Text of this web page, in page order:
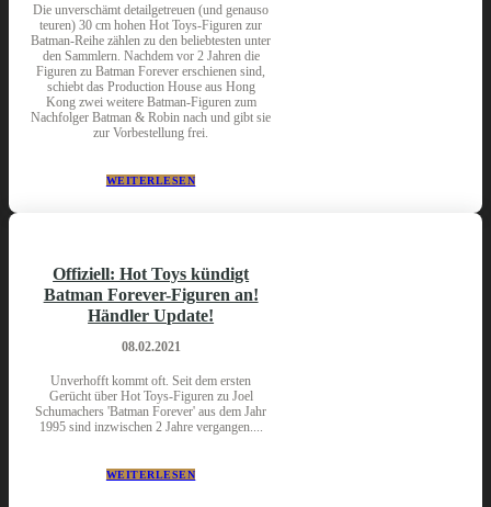
Die unverschämt detailgetreuen (und genauso
teuren) 30 cm hohen Hot Toys-Figuren zur
Batman-Reihe zählen zu den beliebtesten unter
den Sammlern. Nachdem vor 2 Jahren die
Figuren zu Batman Forever erschienen sind,
schiebt das Production House aus Hong
Kong zwei weitere Batman-Figuren zum
Nachfolger Batman & Robin nach und gibt sie
zur Vorbestellung frei.
WEITERLESEN
Offiziell: Hot Toys kündigt
Batman Forever-Figuren an!
Händler Update!
08.02.2021
Unverhofft kommt oft. Seit dem ersten
Gerücht über Hot Toys-Figuren zu Joel
Schumachers 'Batman Forever' aus dem Jahr
1995 sind inzwischen 2 Jahre vergangen....
WEITERLESEN